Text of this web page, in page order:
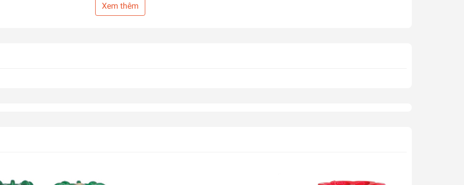
Xem thêm